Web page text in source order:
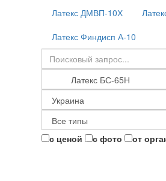
Латекс ДМВП-10Х
Латекс Финдисп А-10
с ценой с фото от